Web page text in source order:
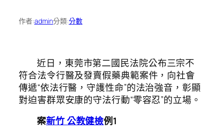
作者:admin分類:分數
近日，東莞市第二國民法院公布三宗不
符合法令行醫及發賣假藥典範案件，向社會
傳遞“依法行醫，守護性命”的法治強音，彰顯
對迫害群眾安康的守法行動“零容忍”的立場。
案新竹 公教健檢例1